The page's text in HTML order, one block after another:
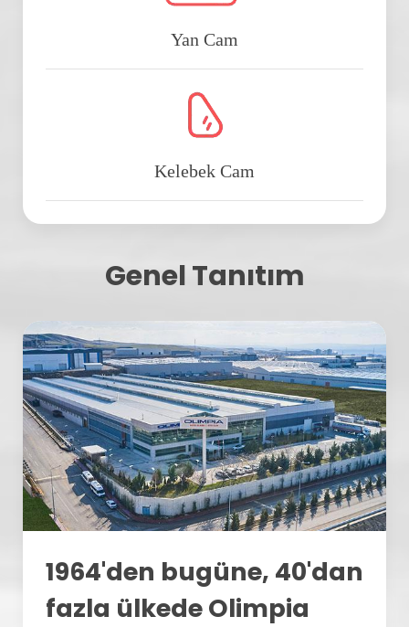
Yan Cam
Kelebek Cam
Genel Tanıtım
1964'den bugüne, 40'dan
fazla ülkede Olimpia